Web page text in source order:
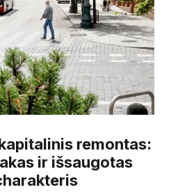
remontas:
ir išsaugotas